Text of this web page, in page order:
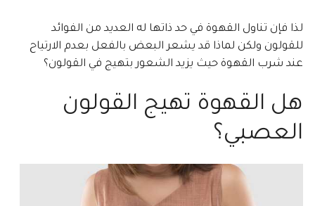
لذا فإن تناول القهوة في حد ذاتها له العديد من الفوائد
للقولون ولكن لماذا قد يشعر البعض بالفعل بعدم الارتياح
عند شرب القهوة حيث يزيد الشعور بتهيج في القولون؟
هل القهوة تهيج القولون
العصبي؟